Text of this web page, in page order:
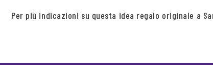
Per più indicazioni su questa idea regalo originale a